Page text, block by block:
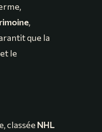
,
que la
le
classée NHL